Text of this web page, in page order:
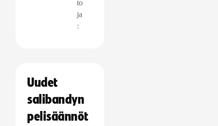
to
ja
:
Uudet
salibandyn
pelisäännöt